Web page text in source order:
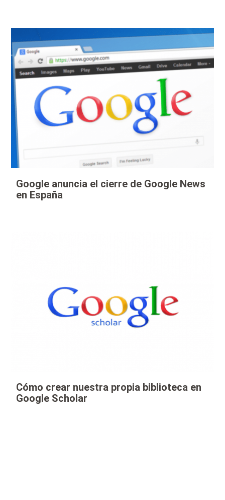
Google anuncia el cierre de Google News
en España
Cómo crear nuestra propia biblioteca en
Google Scholar